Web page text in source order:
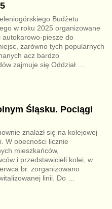
Budżetu
w roku 2025 organizowane
autokarowo-piesze do
zarówno tych popularnych
acz bardzo
zajmuje się Oddział …
Śląsku. Pociągi
znalazł się na kolejowej
W obecności licznie
mieszkańców,
i przedstawicieli kolei, w
br. zorganizowano
linii. Do